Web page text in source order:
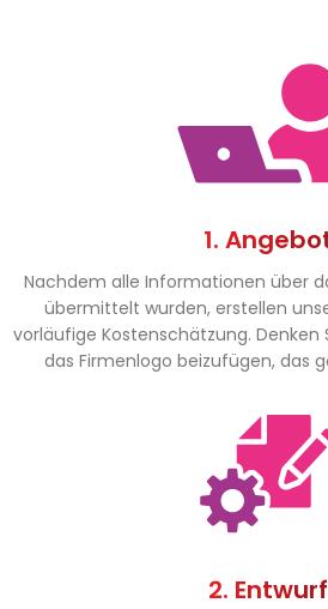
1.
Nachdem alle Informationen über
übermittelt wurden, erstellen
vorläufige Kostenschätzung. Denken
das Firmenlogo beizufügen, das
2. Entwurf